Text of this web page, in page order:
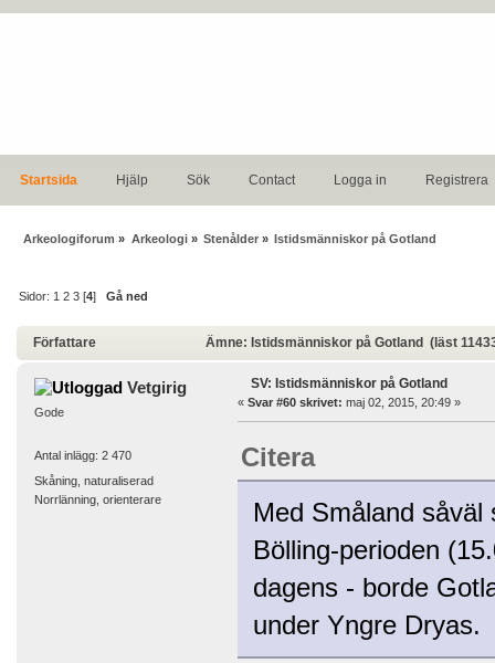
Startsida Hjälp Sök Contact Logga in Registrera
Arkeologiforum » Arkeologi» Stenålder» Istidsmänniskor på Gotland
Sidor: 1 2 3 [4]Gå ned
Författare Ämne: Istidsmänniskor på Gotland (läst
Vetgirig
Gode
Antal inlägg: 2 470
Skåning, naturaliserad
Norrlänning, orienterare
SV: Istidsmänniskor på Gotland
« Svar #60 skrivet: maj 02, 2015, 20:49 »
Citera
Med Småland
Bölling-perioden
dagens - borde
under Yngre Dryas.